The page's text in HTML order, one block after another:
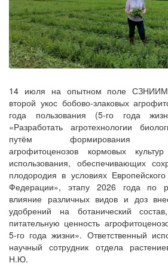
14 июля на опытном поле
второй укос бобово-злаковых
года пользования (5-го года
«Разработать агротехнологии
путём формирования
агрофитоценозов кормовых
использования, обеспечивающих
плодородия в условиях
Федерации», этапу 2026 года по
влияние различных видов и доз
удобрений на ботанический
питательную ценность
5-го года жизни». Ответственный
научный сотрудник отдела
Н.Ю.